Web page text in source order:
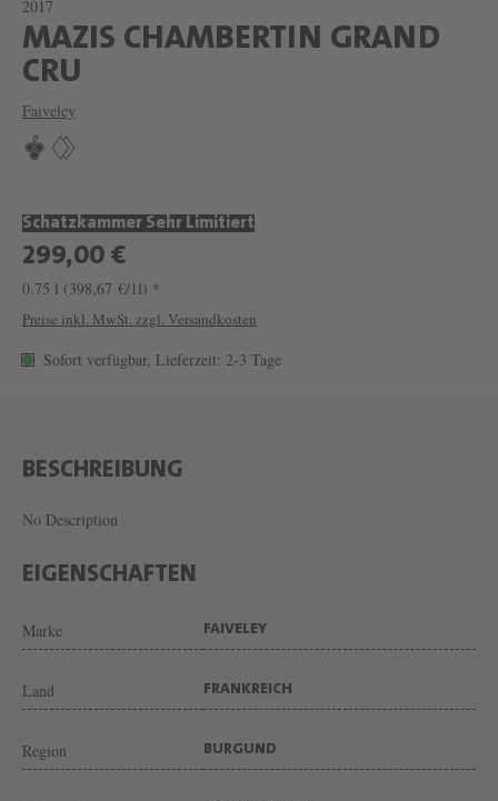
2017
MAZIS CHAMBERTIN GRAND
CRU
M
A
Z
I
C
M
E
R
G
A
Faiveley
Schatzkammer Sehr Limitiert
299,00 €
0.75 l (398,67 €/1l) *
Preise inkl. MwSt. zzgl. Versandkosten
Sofort verfügbar, Lieferzeit: 2-3 Tage
BESCHREIBUNG
No Description
EIGENSCHAFTEN
Marke FAIVELEY
Land FRANKREICH
Region BURGUND